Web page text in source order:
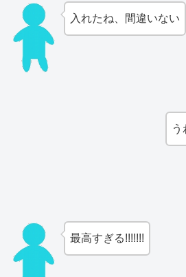
入れたね、間違いない
う
最高すぎる!!!!!!!